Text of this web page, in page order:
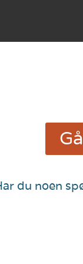
du noen